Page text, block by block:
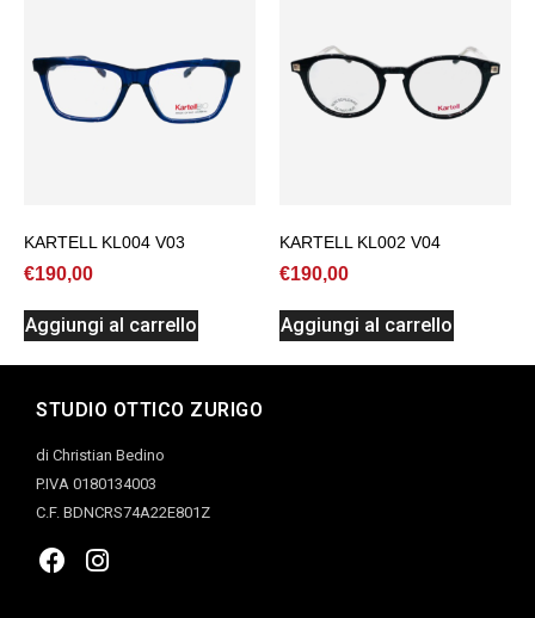
KARTELL KL004 V03
€190,00
Aggiungi al carrello
KARTELL KL002 V04
€190,00
Aggiungi al carrello
STUDIO OTTICO ZURIGO
di Christian Bedino
P.IVA 0180134003
C.F. BDNCRS74A22E801Z